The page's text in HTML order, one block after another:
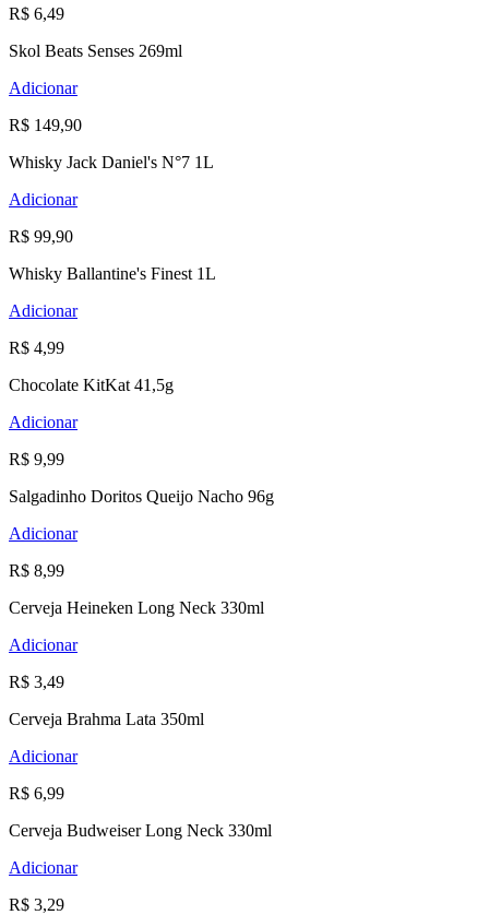
R$ 6,49
Skol Beats Senses 269ml
Adicionar
R$ 149,90
Whisky Jack Daniel's N°7 1L
Adicionar
R$ 99,90
Whisky Ballantine's Finest 1L
Adicionar
R$ 4,99
Chocolate KitKat 41,5g
Adicionar
R$ 9,99
Salgadinho Doritos Queijo Nacho 96g
Adicionar
R$ 8,99
Cerveja Heineken Long Neck 330ml
Adicionar
R$ 3,49
Cerveja Brahma Lata 350ml
Adicionar
R$ 6,99
Cerveja Budweiser Long Neck 330ml
Adicionar
R$ 3,29